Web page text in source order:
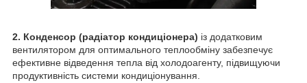
2. Конденсор (радіатор кондиціонера) із додатковим
вентилятором для оптимального теплообміну забезпечує
ефективне відведення тепла від холодоагенту, підвищуючи
продуктивність системи кондиціонування.